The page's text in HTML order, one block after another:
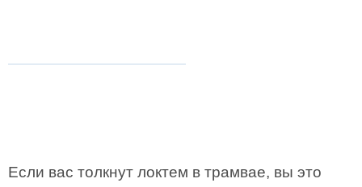
Если вас толкнут локтем в трамвае, вы это